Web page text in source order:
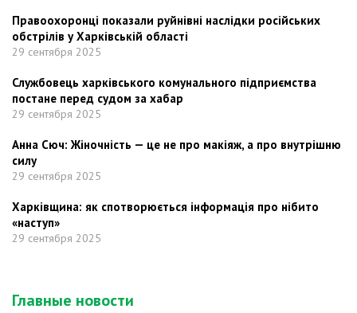
Правоохоронці показали руйнівні наслідки російських
обстрілів у Харківській області
29 сентября 2025
Службовець харківського комунального підприємства
постане перед судом за хабар
29 сентября 2025
Анна Сюч: Жіночність — це не про макіяж, а про внутрішню
силу
29 сентября 2025
Харківщина: як спотворюється інформація про нібито
«наступ»
29 сентября 2025
Главные новости